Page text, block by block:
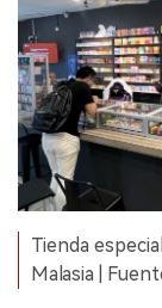
Tienda
Malasia |